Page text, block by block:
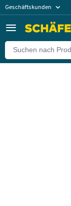
Geschäftskunden
Zurück